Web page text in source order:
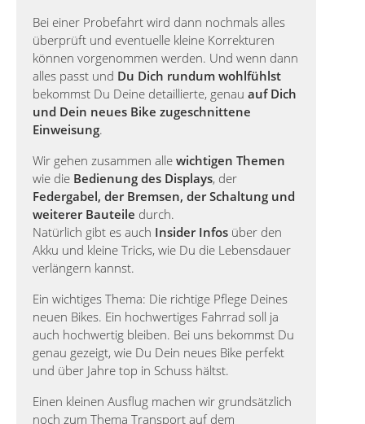
Bei einer Probefahrt wird dann nochmals alles
überprüft und eventuelle kleine Korrekturen
können vorgenommen werden. Und wenn dann
alles passt und Du Dich rundum wohlfühlst
bekommst Du Deine detaillierte, genau auf Dich
und Dein neues Bike zugeschnittene
Einweisung.
Wir gehen zusammen alle wichtigen Themen
wie die Bedienung des Displays, der
Federgabel, der Bremsen, der Schaltung und
weiterer Bauteile durch.
Natürlich gibt es auch Insider Infos über den
Akku und kleine Tricks, wie Du die Lebensdauer
verlängern kannst.
Ein wichtiges Thema: Die richtige Pflege Deines
neuen Bikes. Ein hochwertiges Fahrrad soll ja
auch hochwertig bleiben. Bei uns bekommst Du
genau gezeigt, wie Du Dein neues Bike perfekt
und über Jahre top in Schuss hältst.
Einen kleinen Ausflug machen wir grundsätzlich
noch zum Thema Transport auf dem